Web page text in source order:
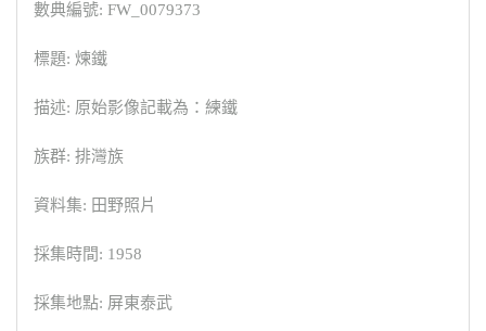
數典編號: FW_0079373
標題: 煉鐵
描述: 原始影像記載為：練鐵
族群: 排灣族
資料集: 田野照片
採集時間: 1958
採集地點: 屏東泰武